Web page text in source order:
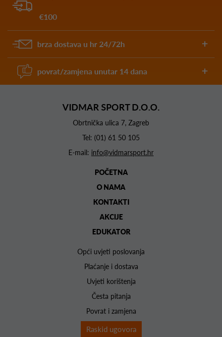
€100
brza dostava u hr 24/72h
povrat/zamjena unutar 14 dana
VIDMAR SPORT D.O.O.
Obrtnička ulica 7, Zagreb
Tel: (01) 61 50 105
E-mail: info@vidmarsport.hr
POČETNA
O NAMA
KONTAKTI
AKCIJE
EDUKATOR
Opći uvjeti poslovanja
Plaćanje i dostava
Uvjeti korištenja
Česta pitanja
Povrat i zamjena
Raskid ugovora